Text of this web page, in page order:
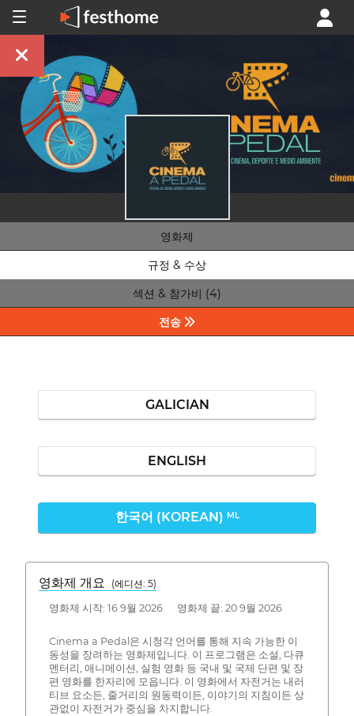
영화제
규정 & 수상
섹션 & 참가비 (4)
전송
GALICIAN
ENGLISH
한국어 (KOREAN) ML
영화제 개요 (에디션: 5)
영화제 시작: 16 9월 2026 영화제 끝: 20 9월 2026
Cinema a Pedal은 시청각 언어를 통해 지속 가능한 이
동성을 장려하는 영화제입니다. 이 프로그램은 소설, 다큐
멘터리, 애니메이션, 실험 영화 등 국내 및 국제 단편 및 장
편 영화를 한자리에 모읍니다. 이 영화에서 자전거는 내러
티브 요소든, 줄거리의 원동력이든, 이야기의 지침이든 상
관없이 자전거가 중심을 차지합니다.